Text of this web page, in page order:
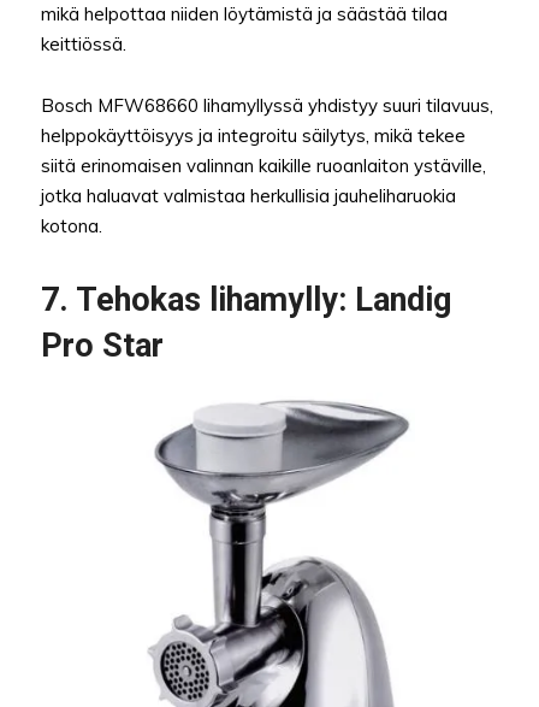
mikä helpottaa niiden löytämistä ja säästää tilaa
keittiössä.
Bosch MFW68660 lihamyllyssä yhdistyy suuri tilavuus,
helppokäyttöisyys ja integroitu säilytys, mikä tekee
siitä erinomaisen valinnan kaikille ruoanlaiton ystäville,
jotka haluavat valmistaa herkullisia jauheliharuokia
kotona.
7. Tehokas lihamylly: Landig
Pro Star